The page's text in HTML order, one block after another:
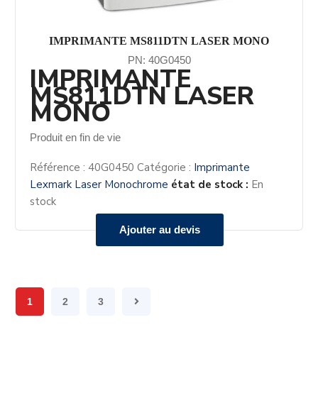
IMPRIMANTE MS811DTN LASER MONO
PN: 40G0450
Ajouter au devis
IMPRIMANTE
MS811DTN LASER
MONO
Produit en fin de vie
Référence :40G0450 Catégorie : Imprimante
Lexmark Laser Monochrome état de stock : En
stock
1 2 3